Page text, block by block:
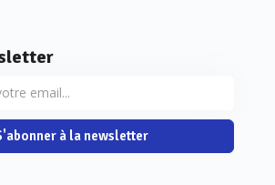
à la newsletter